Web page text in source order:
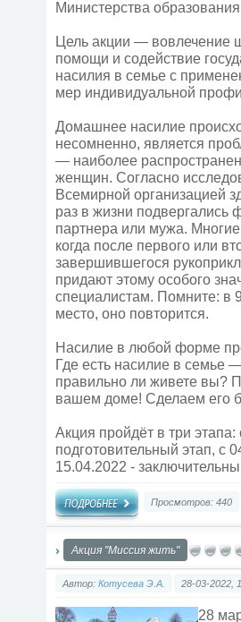
Министерства
Цель акции — вовлечение
помощи и содействие
насилия в семье с
мер индивидуальной
Домашнее насилие
несомненно, является
— наиболее
женщин. Согласно
Всемирной организацией
раз в жизни подвергались
партнера или мужа.
когда после первого или
завершившегося
придают этому особого
специалистам. Помните: в
место, оно повторится.
Насилие в любой форме
Где есть насилие в семье
правильно ли живете вы?
вашем доме! Сделаем его
Акция пройдёт в три
подготовительный этап, с
15.04.2022 -
Просмотров: 440
Акция "Миссия жить"
Автор: Котусева Э.А. 28-03-2022,
28